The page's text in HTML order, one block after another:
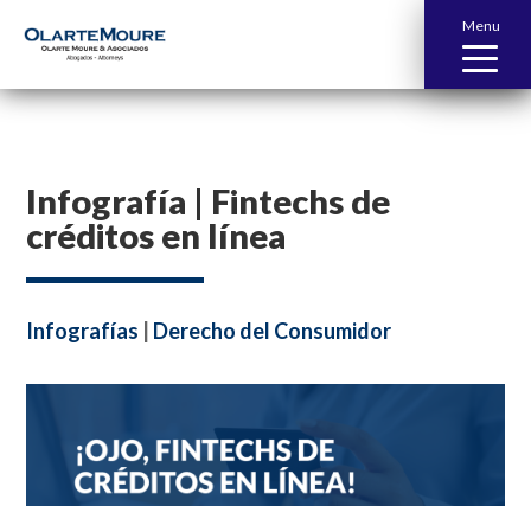
Menu
Infografía | Fintechs de
créditos en línea
Infografías Derecho del Consumidor